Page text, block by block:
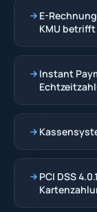
E-
KMU betrifft
Instant
PCI DSS